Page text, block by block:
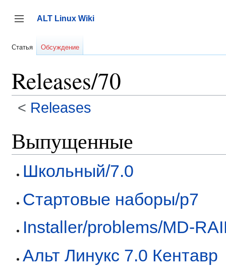
содержанию
Переключить боковую панель
ALT Linux Wiki
Статья Обсуждение
Releases/70
< Releases
Выпущенные
Школьный/7.0
Стартовые наборы/p7
Installer/problems/MD-
Альт Линукс 7.0 Кентавр